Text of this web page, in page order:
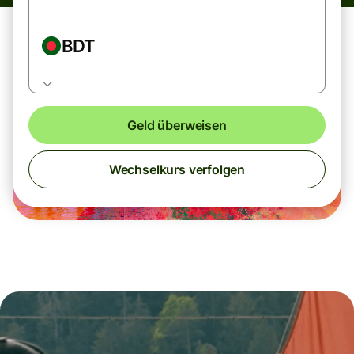
BDT
Geld überweisen
Wechselkurs verfolgen